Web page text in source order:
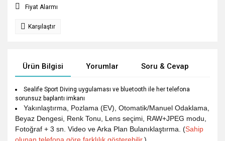
Fiyat Alarmı
Karşılaştır
Ürün Bilgisi Yorumlar Soru & Cevap
Sealife Sport Diving uygulaması ve bluetooth ile her telefona
sorunsuz baplantı imkanı
Yakınlaştırma, Pozlama (EV), Otomatik/Manuel Odaklama,
Beyaz Dengesi, Renk Tonu, Lens seçimi, RAW+JPEG modu,
Fotoğraf + 3 sn. Video ve Arka Plan Bulanıklaştırma. (Sahip